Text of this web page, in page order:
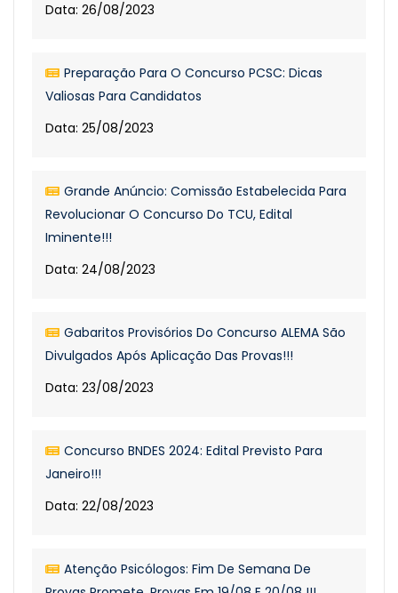
Data: 26/08/2023
Preparação Para O Concurso PCSC: Dicas
Valiosas Para Candidatos
Data: 25/08/2023
Grande Anúncio: Comissão Estabelecida Para
Revolucionar O Concurso Do TCU, Edital
Iminente!!!
Data: 24/08/2023
Gabaritos Provisórios Do Concurso ALEMA São
Divulgados Após Aplicação Das Provas!!!
Data: 23/08/2023
Concurso BNDES 2024: Edital Previsto Para
Janeiro!!!
Data: 22/08/2023
Atenção Psicólogos: Fim De Semana De